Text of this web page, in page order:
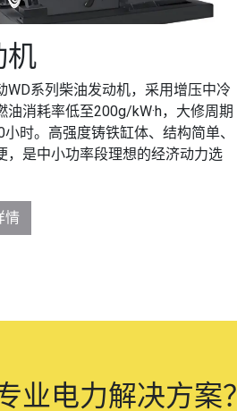
机
WD系列柴油发动机，采用增压中冷
油消耗率低至200g/kW·h，大修周期
时。高强度铸铁缸体、结构简单、
，是中小功率段理想的经济动力选
情
业电力解决方案？